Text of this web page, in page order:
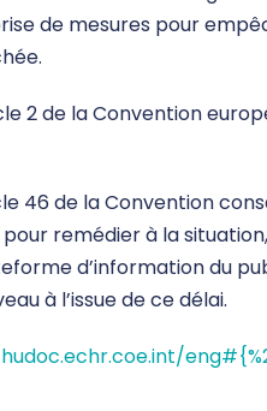
de mesures pour
2 de la Convention
46 de la Convention
remédier à la
d’information du
à l’issue de ce délai.